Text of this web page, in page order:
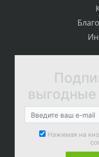
Нажимая на